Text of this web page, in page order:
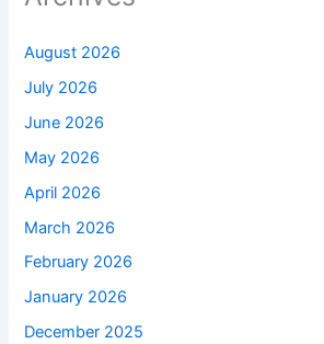
August 2026
July 2026
June 2026
May 2026
April 2026
March 2026
February 2026
January 2026
December 2025